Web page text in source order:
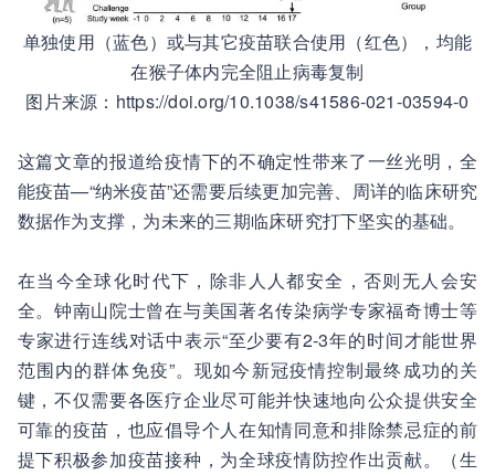
单独使用（蓝色）或与其它疫苗联合使用（红色），均能
在猴子体内完全阻止病毒复制
图片来源：https://doi.org/10.1038/s41586-021-03594-0
这篇文章的报道给疫情下的不确定性带来了一丝光明，全
能疫苗—“纳米疫苗”还需要后续更加完善、周详的临床研究
数据作为支撑，为未来的三期临床研究打下坚实的基础。
在当今全球化时代下，除非人人都安全，否则无人会安
全。钟南山院士曾在与美国著名传染病学专家福奇博士等
专家进行连线对话中表示“至少要有2-3年的时间才能世界
范围内的群体免疫”。现如今新冠疫情控制最终成功的关
键，不仅需要各医疗企业尽可能并快速地向公众提供安全
可靠的疫苗，也应倡导个人在知情同意和排除禁忌症的前
提下积极参加疫苗接种，为全球疫情防控作出贡献。（生